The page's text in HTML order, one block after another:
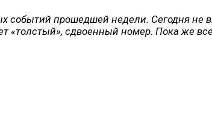
событий прошедшей недели. Сегодня не
сдвоенный номер. Пока же